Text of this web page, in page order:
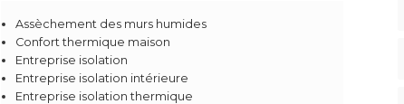
Assèchement des murs humides
Confort thermique maison
Entreprise isolation
Entreprise isolation intérieure
Entreprise isolation thermique